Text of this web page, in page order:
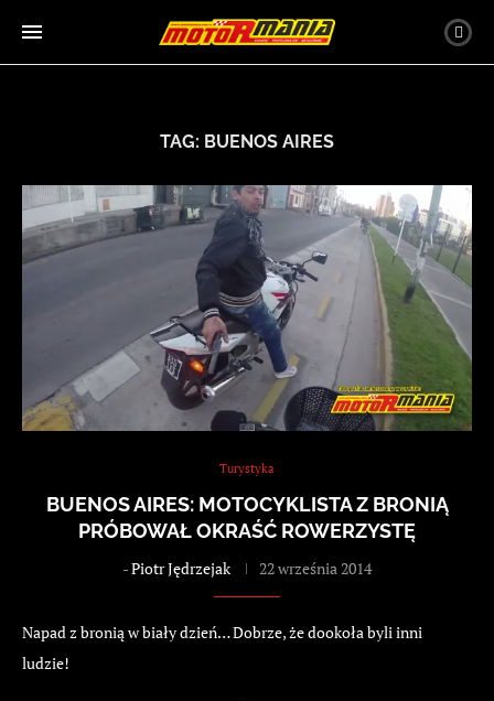
TAG: BUENOS AIRES
Turystyka
BUENOS AIRES: MOTOCYKLISTA Z BRONIĄ
PRÓBOWAŁ OKRAŚĆ ROWERZYSTĘ
-Piotr Jędrzejak 22 września 2014
Napad z bronią w biały dzień… Dobrze, że dookoła byli inni
ludzie!